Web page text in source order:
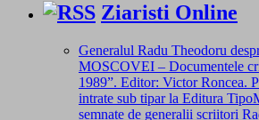
Ziaristi Online
Generalul Radu Theodoru
MOSCOVEI – Documentele
1989”. Editor: Victor Roncea.
intrate sub tipar la Editura
semnate de generalii scriitori